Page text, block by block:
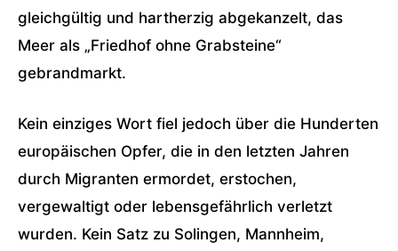
gleichgültig und hartherzig abgekanzelt, das
Meer als „Friedhof ohne Grabsteine“
gebrandmarkt.
Kein einziges Wort fiel jedoch über die Hunderten
europäischen Opfer, die in den letzten Jahren
durch Migranten ermordet, erstochen,
vergewaltigt oder lebensgefährlich verletzt
wurden. Kein Satz zu Solingen, Mannheim,